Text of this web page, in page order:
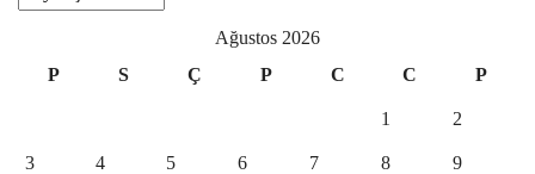
Ağustos 2026
P
S Ç P C C P
1 2
3 4 5 6 7 8 9